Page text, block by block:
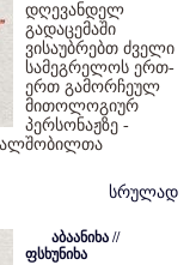
დღევანდელ
გადაცემაში
ვისაუბრებთ ძველი
სამეგრელოს ერთ-
ერთ გამორჩეულ
მითოლოგიურ
პერსონაჟზე -
სრულად
აბაანიხა //
ფსხუნიხა